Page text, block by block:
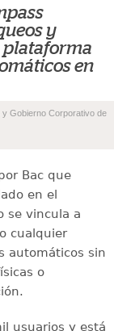
y
plataforma
en
y Gobierno Corporativo de
Bac que
en el
se vincula a
cualquier
automáticos sin
o
usuarios y está